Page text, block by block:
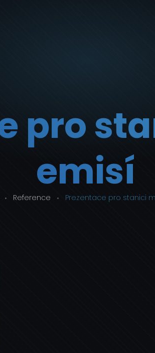
pro
emisí
Reference Prezentace pro stanici